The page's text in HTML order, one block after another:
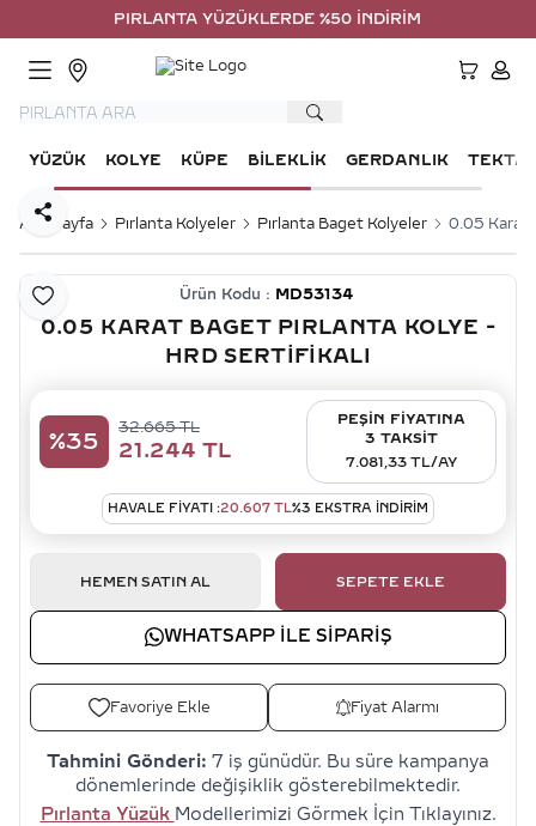
PIRLANTA YÜZÜKLERDE %50 İNDİRİM
YÜZÜK KOLYE KÜPE BILEKLIK GERDANLIK TEKTAŞ
Ana Sayfa Pırlanta Kolyeler Pırlanta Baget Kolyeler 0.05 Karat
Favoriye Ekle
Paylaş
Ürün Kodu : MD53134
0.05 KARAT BAGET PIRLANTA KOLYE -
HRD SERTIFIKALI
%35
32.665TL
21.244 TL
PEŞİN FİYATINA
3 TAKSİT
7.081,33 TL/AY
HAVALE FIYATI :20.607 TL%3 EKSTRA İNDİRİM
HEMEN SATIN AL SEPETE EKLE
WHATSAPP ILE SIPARIŞ
Favoriye Ekle Fiyat Alarmı
Tahmini Gönderi: 7 iş günüdür. Bu süre kampanya
dönemlerinde değişiklik gösterebilmektedir.
Pırlanta Yüzük Modellerimizi Görmek İçin Tıklayınız.